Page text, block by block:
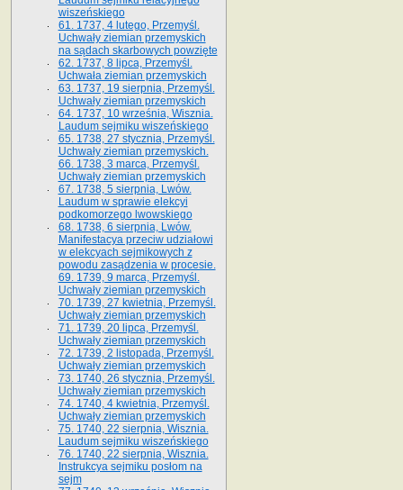
wiszeńskiego
61. 1737, 4 lutego, Przemyśl.
Uchwały ziemian przemyskich
na sądach skarbowych powzięte
62. 1737, 8 lipca, Przemyśl.
Uchwała ziemian przemyskich
63. 1737, 19 sierpnia, Przemyśl.
Uchwały ziemian przemyskich
64. 1737, 10 września, Wisznia.
Laudum sejmiku wiszeńskiego
65. 1738, 27 stycznia, Przemyśl.
Uchwały ziemian przemyskich­­.
66. 1738, 3 marca, Przemyśl.
Uchwały ziemian przemyskich­
67. 1738, 5 sierpnia, Lwów.
Laudum w sprawie elekcyi
podkomorzego lwowskiego
68. 1738, 6 sierpnia, Lwów.
Manifestacya przeciw udziałowi
w elekcyach sejmikowych z
powodu zasądzenia w procesie.
69. 1739, 9 marca, Przemyśl.
Uchwały ziemian przemyskich
70. 1739, 27 kwietnia, Przemyśl.
Uchwały ziemian przemyskich
71. 1739, 20 lipca, Przemyśl.
Uchwały ziemian przemyskich
72. 1739, 2 listopada, Przemyśl.
Uchwały ziemian przemyskich
73. 1740, 26 stycznia, Przemyśl.
Uchwały ziemian przemyskich
74. 1740, 4 kwietnia, Przemyśl.
Uchwały ziemian przemyskich
75. 1740, 22 sierpnia, Wisznia.
Laudum sejmiku wiszeńskiego
76. 1740, 22 sierpnia, Wisznia.
Instrukcya sejmiku posłom na
sejm